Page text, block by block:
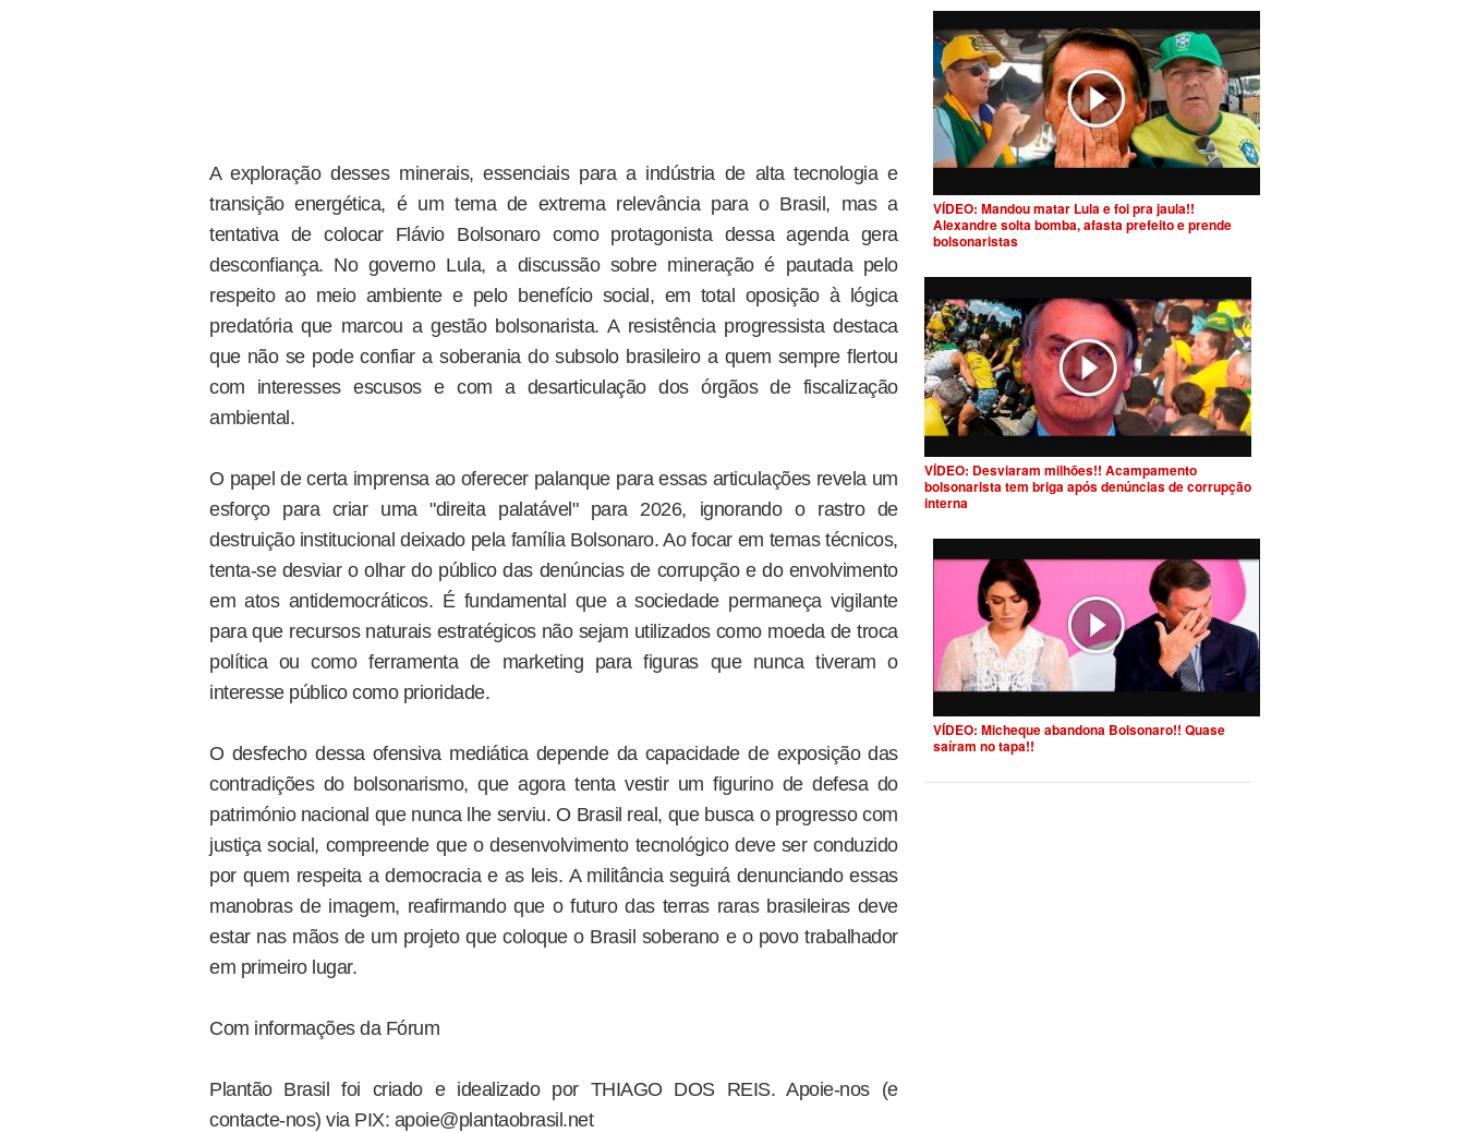
A exploração desses minerais, essenciais para a indústria de alta tecnologia e
transição energética, é um tema de extrema relevância para o Brasil, mas a
tentativa de colocar Flávio Bolsonaro como protagonista dessa agenda gera
desconfiança. No governo Lula, a discussão sobre mineração é pautada pelo
respeito ao meio ambiente e pelo benefício social, em total oposição à lógica
predatória que marcou a gestão bolsonarista. A resistência progressista destaca
que não se pode confiar a soberania do subsolo brasileiro a quem sempre flertou
com interesses escusos e com a desarticulação dos órgãos de fiscalização
ambiental.
O papel de certa imprensa ao oferecer palanque para essas articulações revela um
esforço para criar uma "direita palatável" para 2026, ignorando o rastro de
destruição institucional deixado pela família Bolsonaro. Ao focar em temas técnicos,
tenta-se desviar o olhar do público das denúncias de corrupção e do envolvimento
em atos antidemocráticos. É fundamental que a sociedade permaneça vigilante
para que recursos naturais estratégicos não sejam utilizados como moeda de troca
política ou como ferramenta de marketing para figuras que nunca tiveram o
interesse público como prioridade.
O desfecho dessa ofensiva mediática depende da capacidade de exposição das
contradições do bolsonarismo, que agora tenta vestir um figurino de defesa do
património nacional que nunca lhe serviu. O Brasil real, que busca o progresso com
justiça social, compreende que o desenvolvimento tecnológico deve ser conduzido
por quem respeita a democracia e as leis. A militância seguirá denunciando essas
manobras de imagem, reafirmando que o futuro das terras raras brasileiras deve
estar nas mãos de um projeto que coloque o Brasil soberano e o povo trabalhador
em primeiro lugar.
Com informações da Fórum
Plantão Brasil foi criado e idealizado por THIAGO DOS REIS. Apoie-nos (e
contacte-nos) via PIX: apoie@plantaobrasil.net
VÍDEO: Mandou matar Lula e foi pra jaula!!
Alexandre solta bomba, afasta prefeito e prende
bolsonaristas
VÍDEO: Desviaram milhões!! Acampamento
bolsonarista tem briga após denúncias de corrupção
interna
VÍDEO: Micheque abandona Bolsonaro!! Quase
saíram no tapa!!